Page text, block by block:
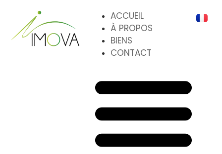
ACCUEIL
À PROPOS
BIENS
CONTACT